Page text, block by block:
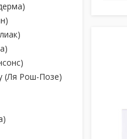
(Ля Рош-Позе)